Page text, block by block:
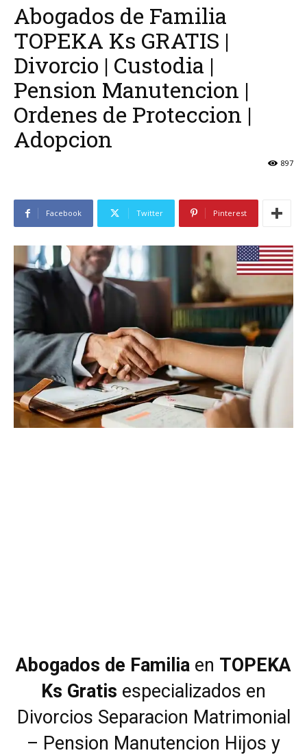
Abogados de Familia
TOPEKA Ks GRATIS |
Divorcio | Custodia |
Pension Manutencion |
Ordenes de Proteccion |
Adopcion
897
Facebook Twitter Pinterest
Abogados de Familia en TOPEKA
Ks Gratis especializados en
Divorcios Separacion Matrimonial
– Pension Manutencion Hijos y